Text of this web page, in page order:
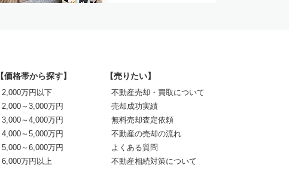
【価格帯から探す】
2,000万円以下
2,000～3,000万円
3,000～4,000万円
4,000～5,000万円
5,000～6,000万円
6,000万円以上
【売りたい】
不動産売却・買取について
売却成功実績
無料売却査定依頼
不動産の売却の流れ
よくある質問
不動産相続対策について